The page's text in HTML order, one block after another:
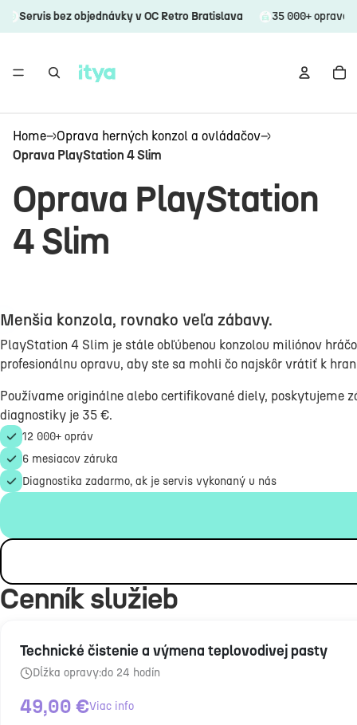
bez objednávky v OC Retro Bratislava 35 000+ opravených
Home→Oprava herných konzol a ovládačov→
Oprava PlayStation 4 Slim
Oprava PlayStation
4 Slim
Menšia konzola, rovnako veľa zábavy.
PlayStation 4 Slim je stále obľúbenou konzolou miliónov
profesionálnu opravu, aby ste sa mohli čo najskôr vrátiť k
Používame originálne alebo certifikované diely, poskytujeme
diagnostiky je 35 €.
12 000+ opráv
6 mesiacov záruka
Diagnostika zadarmo, ak je servis vykonaný u nás
Cenník služieb
Technické čistenie a výmena teplovodivej pasty
Dĺžka opravy:do 24 hodín
49,00 €Viac info
Otvoriť obrázok na celú obrazovku